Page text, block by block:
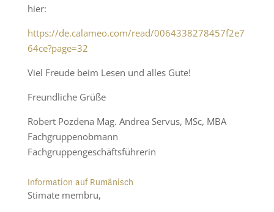
hier:
https://de.calameo.com/read/0064338278457f2e7
64ce?page=32
Viel Freude beim Lesen und alles Gute!
Freundliche Grüße
Robert Pozdena Mag. Andrea Servus, MSc, MBA
Fachgruppenobmann
Fachgruppengeschäftsführerin
Information auf Rumänisch
Stimate membru,